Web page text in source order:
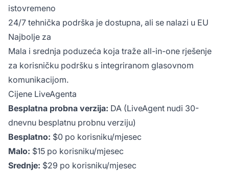
istovremeno
24/7 tehnička podrška je dostupna, ali se nalazi u EU
Najbolje za
Mala i srednja poduzeća koja traže all-in-one rješenje
za korisničku podršku s integriranom glasovnom
komunikacijom.
Cijene LiveAgenta
Besplatna probna verzija: DA (LiveAgent nudi 30-
dnevnu besplatnu probnu verziju)
Besplatno: $0 po korisniku/mjesec
Malo: $15 po korisniku/mjesec
Srednje: $29 po korisniku/mjesec